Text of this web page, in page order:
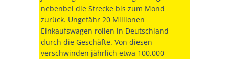
nebenbei die Strecke bis zum Mond
zurück. Ungefähr 20 Millionen
Einkaufswagen rollen in Deutschland
durch die Geschäfte. Von diesen
verschwinden jährlich etwa 100.000